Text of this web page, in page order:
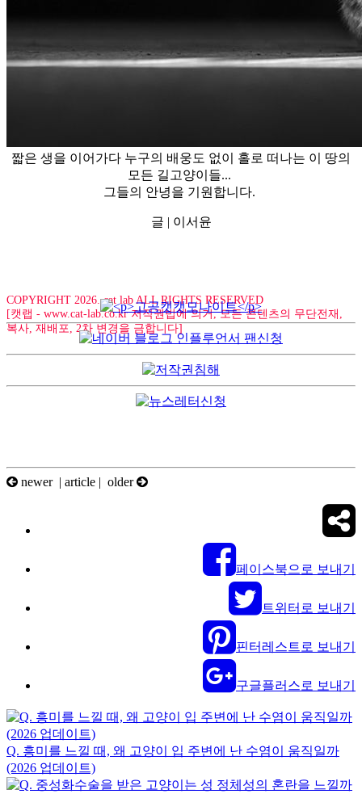
짧은 생을 이어가다 누구의 배웅도 없이 홀로 떠나는 이 땅의
모든 길고양이들...
그들의 안녕을 기원합니다.
글 | 이서윤
COPYRIGHT 2026. cat lab ALL RIGHTS RESERVED
[캣랩 - www.cat-lab.co.kr 저작권법에 의거, 모든 콘텐츠의 무단전재,
복사, 재배포, 2차 변경을 금합니다]
newer | article | older
페이스북으로 보내기
트위터로 보내기
핀터레스트로 보내기
구글플러스로 보내기
Q. 흥미를 느낄 때, 왜 고양이 입 주변에 난 수염이 움직일까
(2026 업데이트)